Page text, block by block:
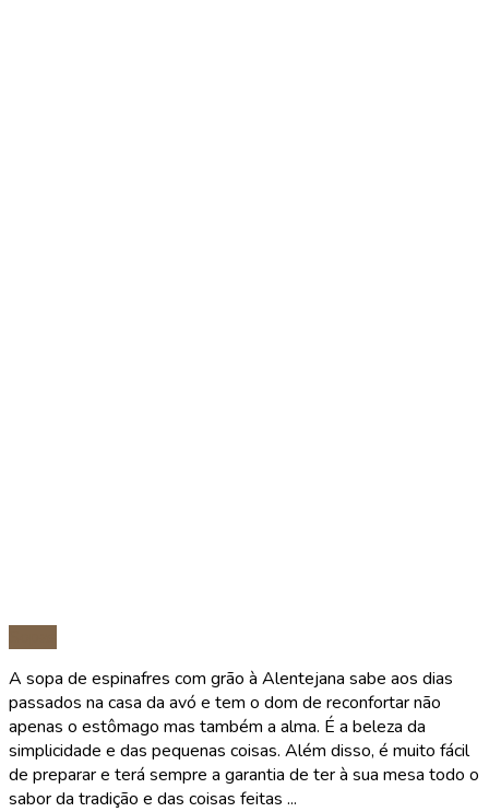
A sopa de espinafres com grão à Alentejana sabe aos dias
passados na casa da avó e tem o dom de reconfortar não
apenas o estômago mas também a alma. É a beleza da
simplicidade e das pequenas coisas. Além disso, é muito fácil
de preparar e terá sempre a garantia de ter à sua mesa todo o
sabor da tradição e das coisas feitas ...